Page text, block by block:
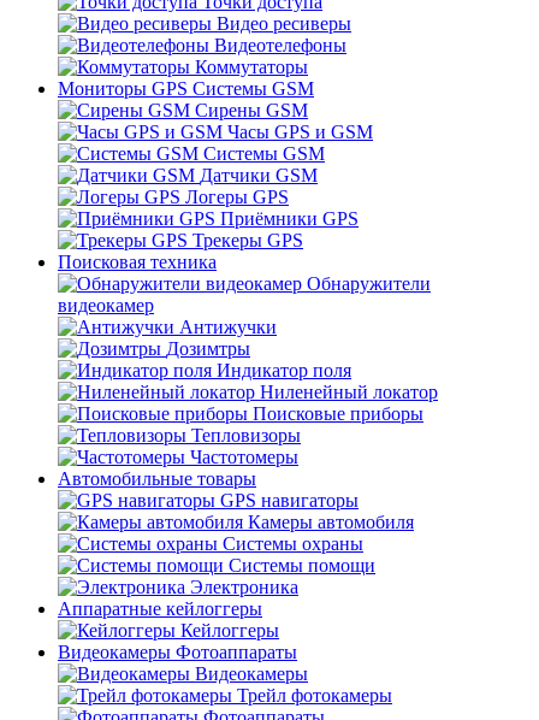
Видео ресиверы
Видеотелефоны
Коммутаторы
Мониторы GPS Системы GSM
Сирены GSM
Часы GPS и GSM
Системы GSM
Датчики GSM
Логеры GPS
Приёмники GPS
Трекеры GPS
Поисковая техника
Обнаружители
видеокамер
Антижучки
Дозимтры
Индикатор поля
Ниленейный локатор
Поисковые приборы
Тепловизоры
Частотомеры
Автомобильные товары
GPS навигаторы
Камеры автомобиля
Системы охраны
Системы помощи
Электроника
Аппаратные кейлоггеры
Кейлоггеры
Видеокамеры Фотоаппараты
Видеокамеры
Трейл фотокамеры